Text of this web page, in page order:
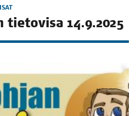
tie­to­vi­sa 14.9.2025